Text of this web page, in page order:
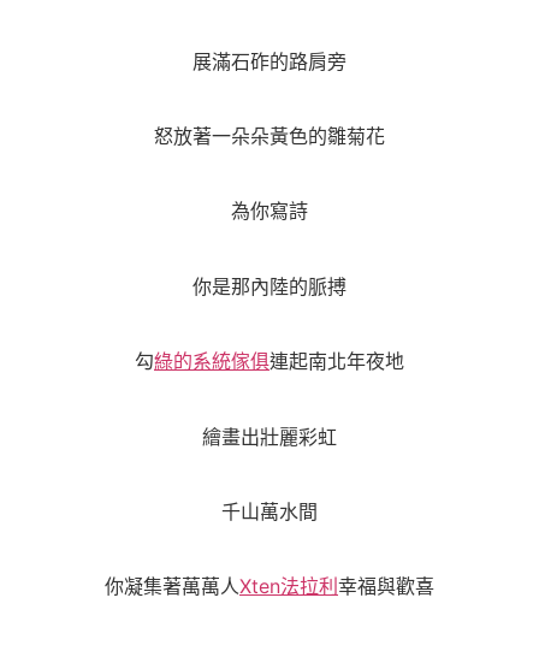
展滿石砟的路肩旁
怒放著一朵朵黃色的雛菊花
為你寫詩
你是那內陸的脈搏
勾綠的系統傢俱連起南北年夜地
繪畫出壯麗彩虹
千山萬水間
你凝集著萬萬人Xten法拉利 幸福與歡喜